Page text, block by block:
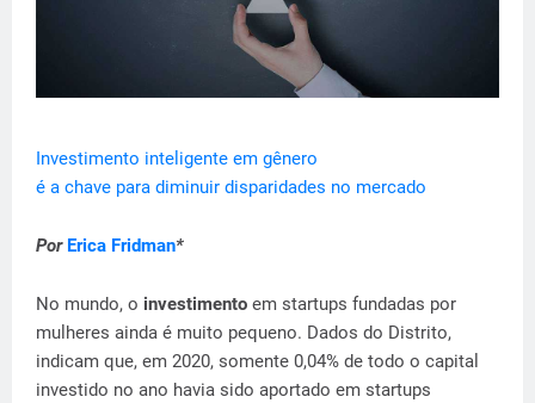
Investimento inteligente em gênero
é a chave para diminuir disparidades no mercado
PorErica Fridman*
No mundo, o investimento em startups fundadas por
mulheres ainda é muito pequeno. Dados do Distrito,
indicam que, em 2020, somente 0,04% de todo o capital
investido no ano havia sido aportado em startups